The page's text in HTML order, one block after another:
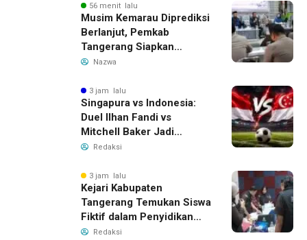
56 menit lalu
Musim Kemarau Diprediksi
Berlanjut, Pemkab
Tangerang Siapkan
Langkah Antisipasi Krisis
Nazwa
3 jam lalu
Singapura vs Indonesia:
Duel Ilhan Fandi vs
Mitchell Baker Jadi
Sorotan di Piala AFF 2026
Redaksi
3 jam lalu
Kejari Kabupaten
Tangerang Temukan Siswa
Fiktif dalam Penyidikan
Dana BOP PKBM
Redaksi